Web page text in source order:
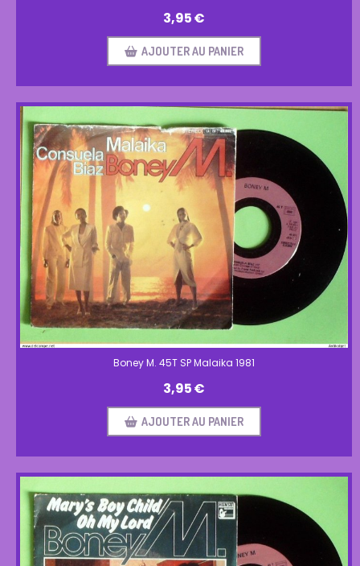
3,95€
AJOUTER AU PANIER
Boney M. 45T SP Malaika 1981
3,95€
AJOUTER AU PANIER